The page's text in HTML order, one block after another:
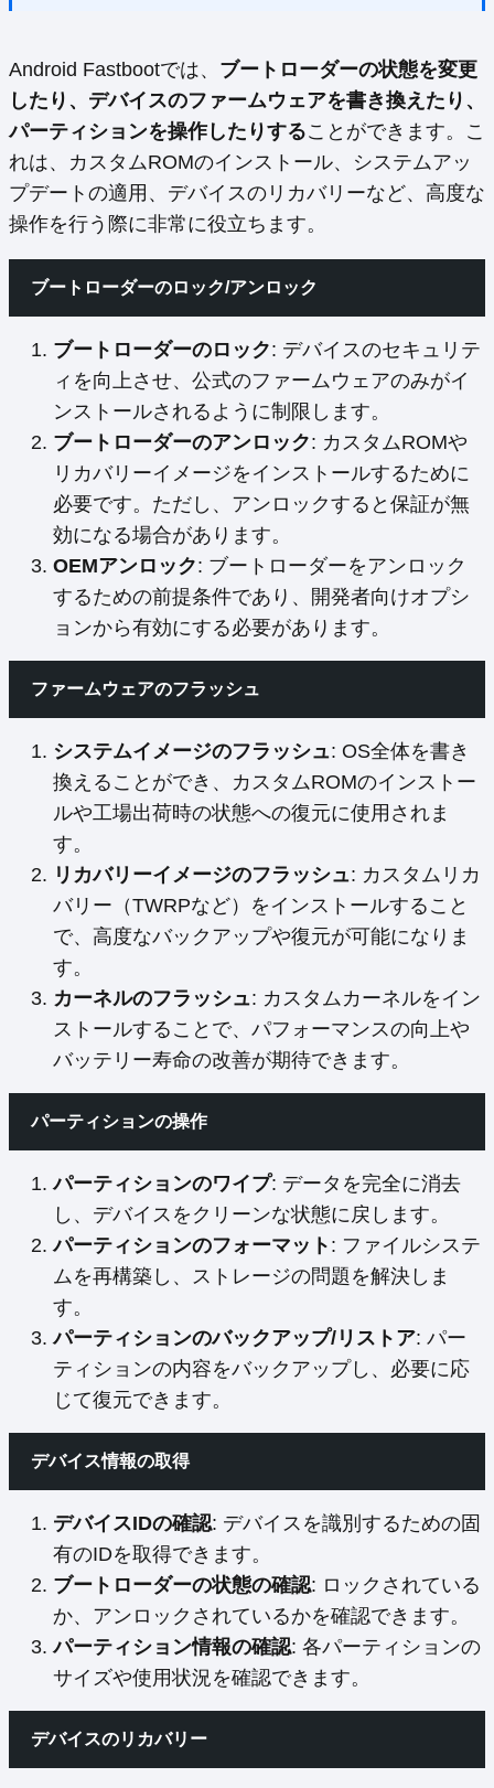
Android Fastbootでは、 ブートローダーの状態を変更
したり、デバイスのファームウェアを書き換えたり、
パーティションを操作したりすることができます。こ
れは、カスタムROMのインストール、システムアッ
プデートの適用、デバイスのリカバリーなど、高度な
操作を行う際に非常に役立ちます。
ブートローダーのロック/アンロック
ブートローダーのロック: デバイスのセキュリテ
ィを向上させ、公式のファームウェアのみがイ
ンストールされるように制限します。
ブートローダーのアンロック: カスタムROMや
リカバリーイメージをインストールするために
必要です。ただし、アンロックすると保証が無
効になる場合があります。
OEMアンロック: ブートローダーをアンロック
するための前提条件であり、開発者向けオプシ
ョンから有効にする必要があります。
ファームウェアのフラッシュ
システムイメージのフラッシュ: OS全体を書き
換えることができ、カスタムROMのインストー
ルや工場出荷時の状態への復元に使用されま
す。
リカバリーイメージのフラッシュ: カスタムリカ
バリー（TWRPなど）をインストールすること
で、高度なバックアップや復元が可能になりま
す。
カーネルのフラッシュ: カスタムカーネルをイン
ストールすることで、パフォーマンスの向上や
バッテリー寿命の改善が期待できます。
パーティションの操作
パーティションのワイプ: データを完全に消去
し、デバイスをクリーンな状態に戻します。
パーティションのフォーマット : ファイルシステ
ムを再構築し、ストレージの問題を解決しま
す。
パーティションのバックアップ/リストア: パー
ティションの内容をバックアップし、必要に応
じて復元できます。
デバイス情報の取得
デバイスIDの確認: デバイスを識別するための固
有のIDを取得できます。
ブートローダーの状態の確認: ロックされている
か、アンロックされているかを確認できます。
パーティション情報の確認: 各パーティションの
サイズや使用状況を確認できます。
デバイスのリカバリー